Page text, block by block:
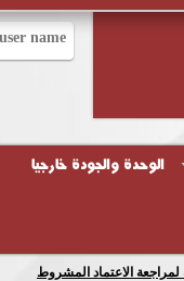
الوحدة والجودة خارجيا
لمراجعة الاعتماد المشروط